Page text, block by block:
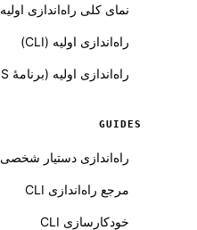
نمای کلی راه‌اندازی اولیه
راه‌اندازی اولیه (CLI)
راه‌اندازی اولیه (برنامهٔ macOS)
GUIDES
راه‌اندازی دستیار شخصی
مرجع راه‌اندازی CLI
خودکارسازی CLI